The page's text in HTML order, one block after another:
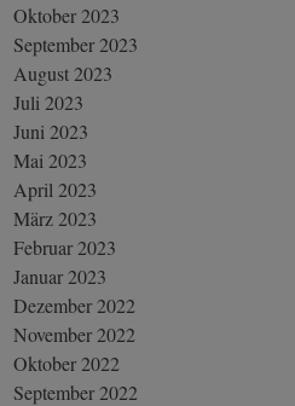
Oktober 2023
September 2023
August 2023
Juli 2023
Juni 2023
Mai 2023
April 2023
März 2023
Februar 2023
Januar 2023
Dezember 2022
November 2022
Oktober 2022
September 2022